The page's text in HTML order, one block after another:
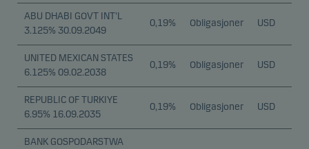
ABU DHABI GOVT INT'L
3.125% 30.09.2049
0,19% Obligasjoner USD
UNITED MEXICAN STATES
6.125% 09.02.2038
0,19% Obligasjoner USD
REPUBLIC OF TURKIYE
6.95% 16.09.2035
0,19% Obligasjoner USD
BANK GOSPODARSTWA